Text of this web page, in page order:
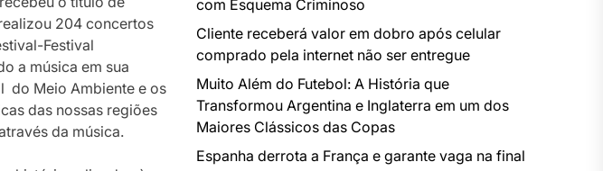
204 concertos
Festival
a música em sua
do Meio Ambiente e os
das nossas regiões
da música.
com Esquema Criminoso
Cliente receberá valor em dobro após celular
comprado pela internet não ser entregue
Muito Além do Futebol: A História que
Transformou Argentina e Inglaterra em um dos
Maiores Clássicos das Copas
Espanha derrota a França e garante vaga na final